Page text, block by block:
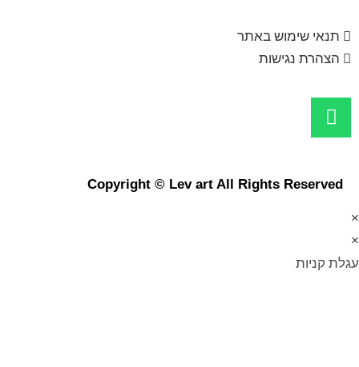
תנאי שימוש באתר
הצהרת נגישות
Copyright © Lev art All Rights Reserved
×
×
עגלת קניות